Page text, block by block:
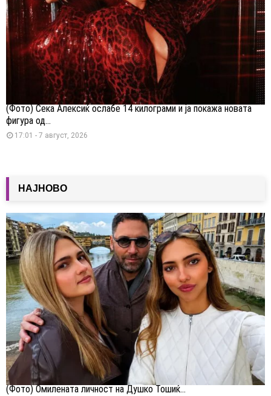
(Фото) Сека Алексиќ ослабе 14 килограми и ја покажа новата
фигура од...
17:01 - 7 август, 2026
НАЈНОВО
(Фото) Омилената личност на Душко Тошиќ...